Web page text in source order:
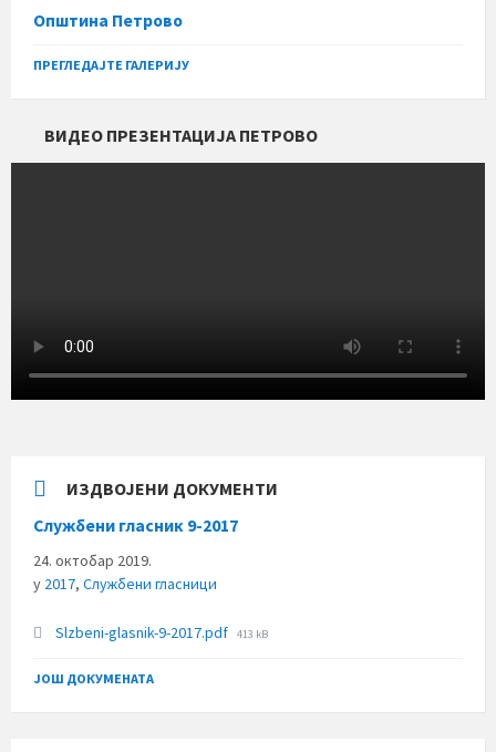
Општина Петрово
ПРЕГЛЕДАЈТЕ ГАЛЕРИЈУ
ВИДЕО ПРЕЗЕНТАЦИЈА ПЕТРОВО
ИЗДВОЈЕНИ ДОКУМЕНТИ
Службени гласник 9-2017
24. октобар 2019.
у 2017, Службени гласници
Slzbeni-glasnik-9-2017.pdf File
413 kB
ЈОШ ДОКУМЕНАТА